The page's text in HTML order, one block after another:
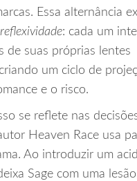
Essa alternância
reflexividade: cada um
de suas próprias lentes
um ciclo de
e o risco.
se reflete nas
Heaven Race usa
Ao introduzir um
Sage com uma lesão